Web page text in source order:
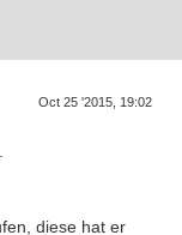
Oct 25 '2015, 19:02
diese hat er